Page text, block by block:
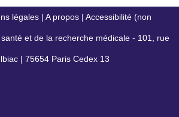
légales | A propos | Accessibilité (non
conforme)
et de la recherche médicale - 101, rue
| 75654 Paris Cedex 13